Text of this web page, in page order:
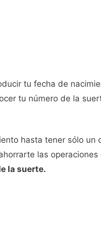
tu fecha de
tu número de la
hasta tener sólo un
las
la suerte.